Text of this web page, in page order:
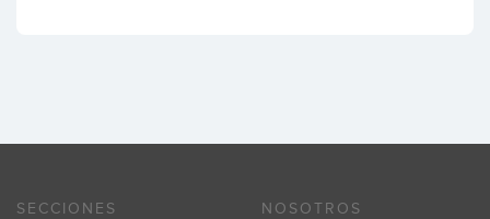
SECCIONES NOSOTROS